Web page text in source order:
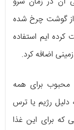
از گوشت چرخ شده
ایم استفاده
اضافه کرد.
محبوب برای همه
رژیم یا ترس
که برای این غذا